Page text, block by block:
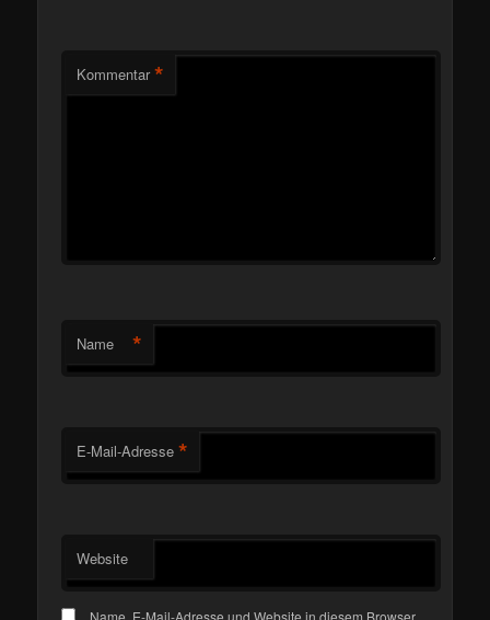
Kommentar *
Name *
E-Mail-Adresse *
Website